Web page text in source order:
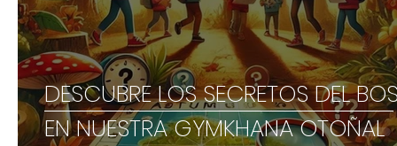
DESCUBRE LOS SECRETOS DEL
EN NUESTRA GYMKHANA OTOÑAL